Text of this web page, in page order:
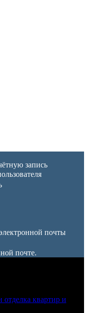
запись
почты
почте.
отделка квартир и